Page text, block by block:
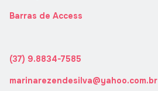
Barras de Access
(37) 9.8834-7585
marinarezendesilva@yahoo.com.br